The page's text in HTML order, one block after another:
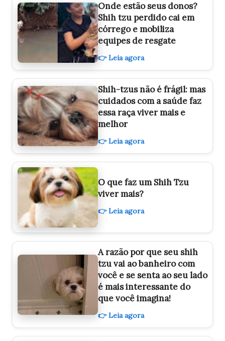
Onde estão seus donos?
Shih tzu perdido cai em
córrego e mobiliza
equipes de resgate
👉 Leia agora
Shih-tzus não é frágil: mas
cuidados com a saúde faz
essa raça viver mais e
melhor
👉 Leia agora
O que faz um Shih Tzu
viver mais?
👉 Leia agora
A razão por que seu shih
tzu vai ao banheiro com
você e se senta ao seu lado
é mais interessante do
que você imagina!
👉 Leia agora